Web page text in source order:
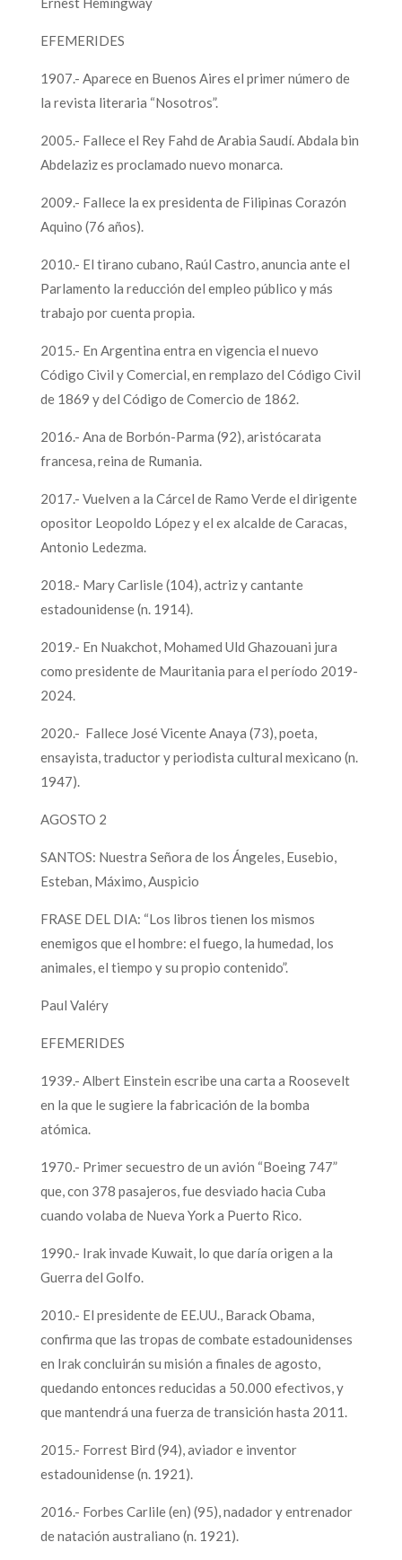
EFEMERIDES
1907.- Aparece en Buenos Aires el primer número de
la revista literaria “Nosotros”.
2005.- Fallece el Rey Fahd de Arabia Saudí. Abdala bin
Abdelaziz es proclamado nuevo monarca.
2009.- Fallece la ex presidenta de Filipinas Corazón
Aquino (76 años).
2010.- El tirano cubano, Raúl Castro, anuncia ante el
Parlamento la reducción del empleo público y más
trabajo por cuenta propia.
2015.- En Argentina entra en vigencia el nuevo
Código Civil y Comercial, en remplazo del Código Civil
de 1869 y del Código de Comercio de 1862.
2016.- Ana de Borbón-Parma (92), aristócarata
francesa, reina de Rumania.
2017.- Vuelven a la Cárcel de Ramo Verde el dirigente
opositor Leopoldo López y el ex alcalde de Caracas,
Antonio Ledezma.
2018.- Mary Carlisle (104), actriz y cantante
estadounidense (n. 1914).
2019.- En Nuakchot, Mohamed Uld Ghazouani jura
como presidente de Mauritania para el período 2019-
2024.
2020.- Fallece José Vicente Anaya (73), poeta,
ensayista, traductor y periodista cultural mexicano (n.
1947).
AGOSTO 2
SANTOS: Nuestra Señora de los Ángeles, Eusebio,
Esteban, Máximo, Auspicio
FRASE DEL DIA: “Los libros tienen los mismos
enemigos que el hombre: el fuego, la humedad, los
animales, el tiempo y su propio contenido”.
Paul Valéry
EFEMERIDES
1939.- Albert Einstein escribe una carta a Roosevelt
en la que le sugiere la fabricación de la bomba
atómica.
1970.- Primer secuestro de un avión “Boeing 747”
que, con 378 pasajeros, fue desviado hacia Cuba
cuando volaba de Nueva York a Puerto Rico.
1990.- Irak invade Kuwait, lo que daría origen a la
Guerra del Golfo.
2010.- El presidente de EE.UU., Barack Obama,
confirma que las tropas de combate estadounidenses
en Irak concluirán su misión a finales de agosto,
quedando entonces reducidas a 50.000 efectivos, y
que mantendrá una fuerza de transición hasta 2011.
2015.- Forrest Bird (94), aviador e inventor
estadounidense (n. 1921).
2016.- Forbes Carlile (en) (95), nadador y entrenador
de natación australiano (n. 1921).